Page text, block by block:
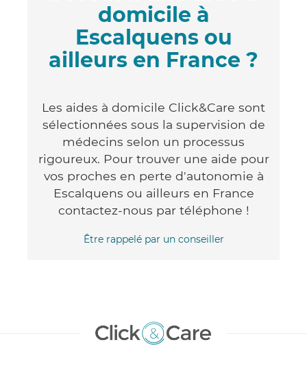
domicile à
Escalquens ou
ailleurs en France ?
Les aides à domicile Click&Care sont
sélectionnées sous la supervision de
médecins selon un processus
rigoureux. Pour trouver une aide pour
vos proches en perte d'autonomie à
Escalquens ou ailleurs en France
contactez-nous par téléphone !
Être rappelé par un conseiller